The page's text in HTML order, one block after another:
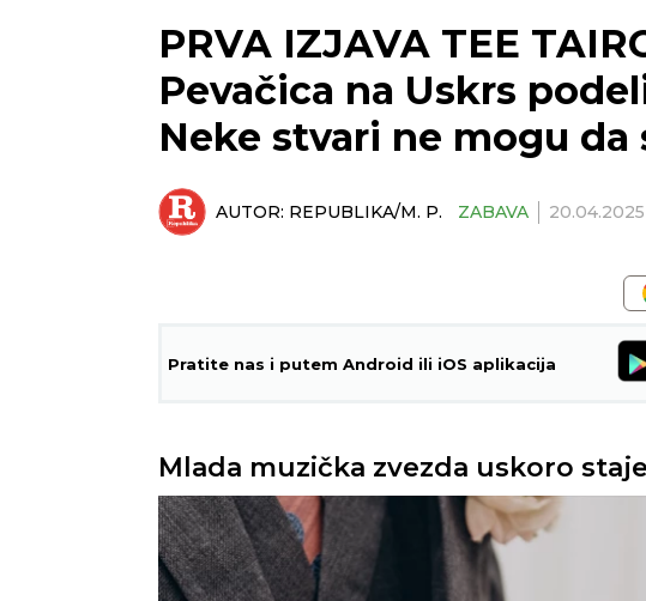
PRVA IZJAVA TEE
Pevačica na Uskrs
Neke stvari ne mogu da
AUTOR: REPUBLIKA/M. P. ZABAVA 20.04.2025
Pratite nas i putem Android ili iOS aplikacija
Mlada muzička zvezda uskoro